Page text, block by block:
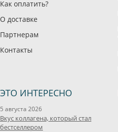
Как оплатить?
О доставке
Партнерам
Контакты
ЭТО ИНТЕРЕСНО
5 августа 2026
Вкус коллагена, который стал
бестселлером